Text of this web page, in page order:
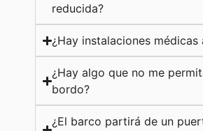
reducida?
¿Hay instalaciones médicas
¿Hay algo que no me
bordo?
¿El barco partirá de un